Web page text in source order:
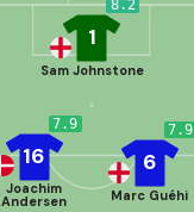
8.2
1
Sam Johnstone
7.9
6
Marc Guéhi
7.9
16
Joachim
Andersen